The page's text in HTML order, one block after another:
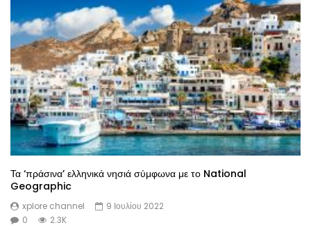
Τα ‘πράσινα’ ελληνικά νησιά σύμφωνα με το National
Geographic
xplore channel
9 Ιουλίου 2022
0
2.3K